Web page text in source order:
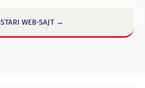
STARI WEB-SAJT →